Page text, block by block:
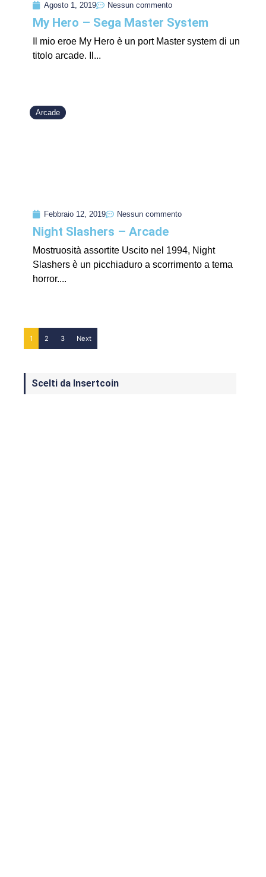
Agosto 1, 2019 Nessun commento
My Hero – Sega Master System
Il mio eroe My Hero è un port Master system di un
titolo arcade. Il...
Arcade
Febbraio 12, 2019 Nessun commento
Night Slashers – Arcade
Mostruosità assortite Uscito nel 1994, Night
Slashers è un picchiaduro a scorrimento a tema
horror....
1 2 3 Next
Scelti da Insertcoin